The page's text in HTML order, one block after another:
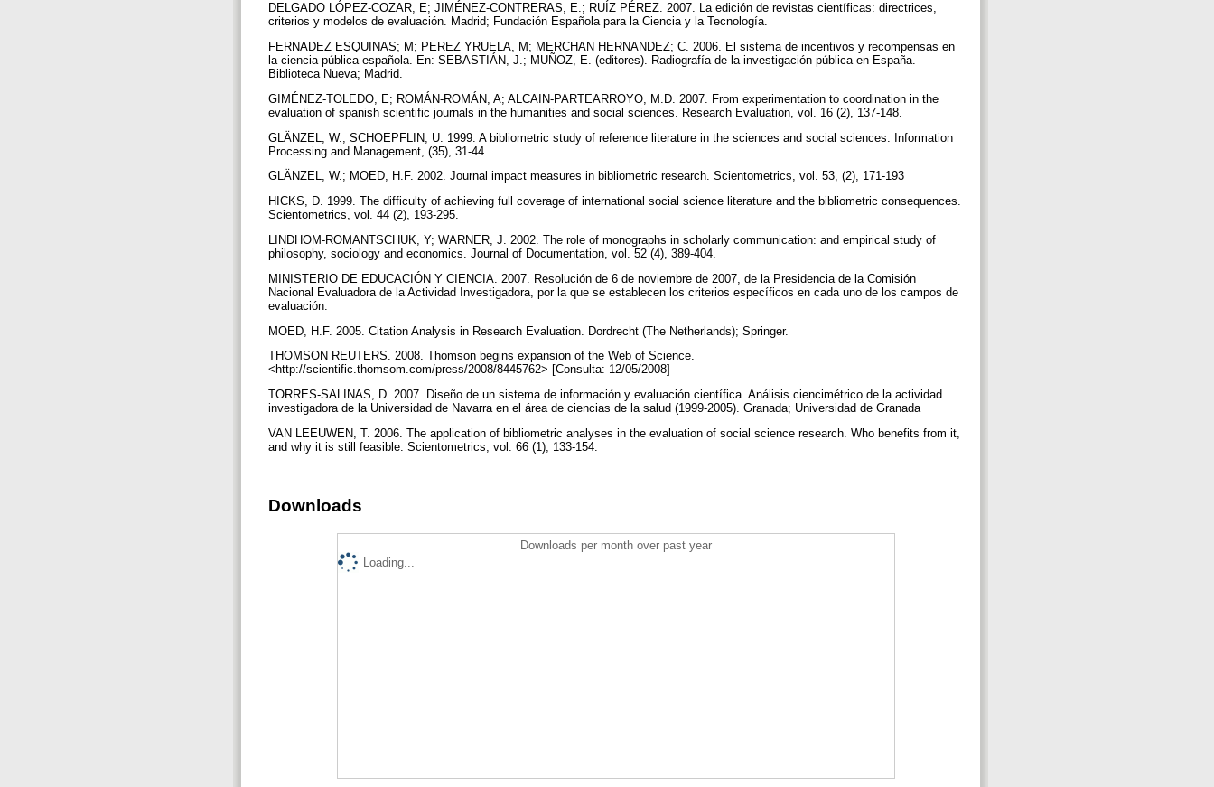
DELGADO LÓPEZ-COZAR, E; JIMÉNEZ-CONTRERAS, E.; RUÍZ PÉREZ. 2007. La edición de revistas científicas: directrices,
criterios y modelos de evaluación. Madrid; Fundación Española para la Ciencia y la Tecnología.
FERNADEZ ESQUINAS; M; PEREZ YRUELA, M; MERCHAN HERNANDEZ; C. 2006. El sistema de incentivos y recompensas en
la ciencia pública española. En: SEBASTIÁN, J.; MUÑOZ, E. (editores). Radiografía de la investigación pública en España.
Biblioteca Nueva; Madrid.
GIMÉNEZ-TOLEDO, E; ROMÁN-ROMÁN, A; ALCAIN-PARTEARROYO, M.D. 2007. From experimentation to coordination in the
evaluation of spanish scientific journals in the humanities and social sciences. Research Evaluation, vol. 16 (2), 137-148.
GLÄNZEL, W.; SCHOEPFLIN, U. 1999. A bibliometric study of reference literature in the sciences and social sciences. Information
Processing and Management, (35), 31-44.
GLÄNZEL, W.; MOED, H.F. 2002. Journal impact measures in bibliometric research. Scientometrics, vol. 53, (2), 171-193
HICKS, D. 1999. The difficulty of achieving full coverage of international social science literature and the bibliometric consequences.
Scientometrics, vol. 44 (2), 193-295.
LINDHOM-ROMANTSCHUK, Y; WARNER, J. 2002. The role of monographs in scholarly communication: and empirical study of
philosophy, sociology and economics. Journal of Documentation, vol. 52 (4), 389-404.
MINISTERIO DE EDUCACIÓN Y CIENCIA. 2007. Resolución de 6 de noviembre de 2007, de la Presidencia de la Comisión
Nacional Evaluadora de la Actividad Investigadora, por la que se establecen los criterios específicos en cada uno de los campos de
evaluación.
MOED, H.F. 2005. Citation Analysis in Research Evaluation. Dordrecht (The Netherlands); Springer.
THOMSON REUTERS. 2008. Thomson begins expansion of the Web of Science.
<http://scientific.thomsom.com/press/2008/8445762> [Consulta: 12/05/2008]
TORRES-SALINAS, D. 2007. Diseño de un sistema de información y evaluación científica. Análisis ciencimétrico de la actividad
investigadora de la Universidad de Navarra en el área de ciencias de la salud (1999-2005). Granada; Universidad de Granada
VAN LEEUWEN, T. 2006. The application of bibliometric analyses in the evaluation of social science research. Who benefits from it,
and why it is still feasible. Scientometrics, vol. 66 (1), 133-154.
Downloads
Downloads per month over past year
Loading...